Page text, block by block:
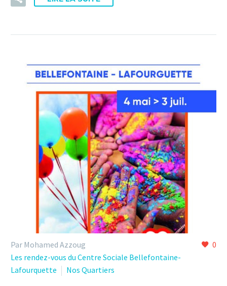
0
Par Mohamed Azzoug
Les rendez-vous du Centre Sociale Bellefontaine-
Lafourquette
Nos Quartiers